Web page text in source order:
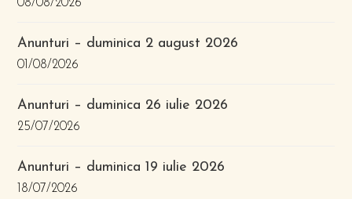
08/08/2026
Anunturi – duminica 2 august 2026
01/08/2026
Anunturi – duminica 26 iulie 2026
25/07/2026
Anunturi – duminica 19 iulie 2026
18/07/2026